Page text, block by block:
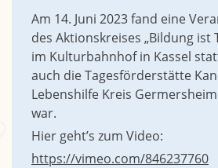
Am 14. Juni 2023 fand eine
des Aktionskreises „Bildung ist
im Kulturbahnhof in Kassel
auch die Tagesförderstätte
Lebenshilfe Kreis
war.
Hier geht’s zum Video:
https://vimeo.com/846237760